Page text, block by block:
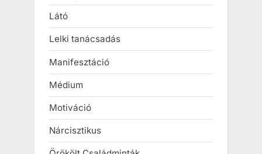
Látó
Lelki tanácsadás
Manifesztáció
Médium
Motiváció
Nárcisztikus